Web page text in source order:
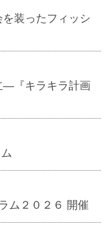
を装ったフィッシ
―『キラキラ計画
ム２０２６ 開催